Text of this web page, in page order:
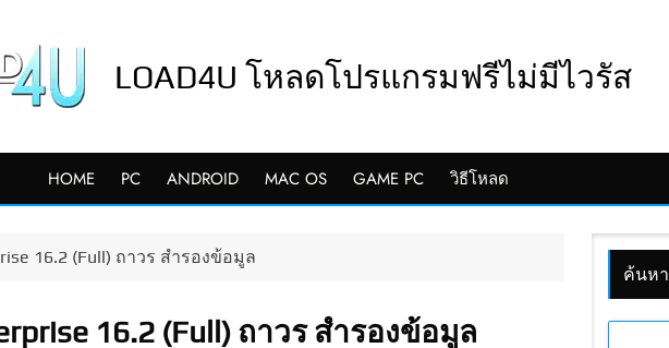
LOAD4U โหลดโปรแกรมฟรีไม่มีไวรัส
HOME PC ANDROID MAC OS GAME PC วิธีโหลด
16.2 (Full) ถาวร สำรองข้อมูล
16.2 (Full) ถาวร สำรองข้อมูล
ค้นหา